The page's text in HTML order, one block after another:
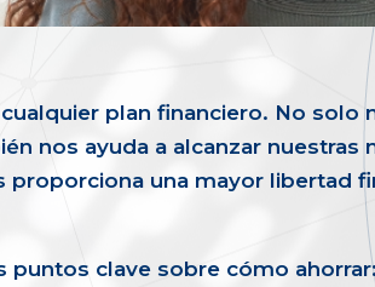
plan financiero. No
nos ayuda a alcanzar
proporciona una mayor libertad
puntos clave sobre cómo ahorrar: